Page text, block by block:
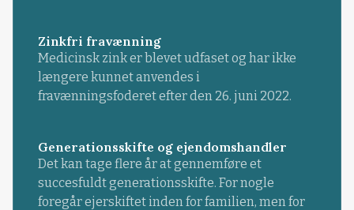
Zinkfri fravænning
Medicinsk zink er blevet udfaset og har ikke
længere kunnet anvendes i
fravænningsfoderet efter den 26. juni 2022.
Generationsskifte og ejendomshandler
Det kan tage flere år at gennemføre et
succesfuldt generationsskifte. For nogle
foregår ejerskiftet inden for familien, men for